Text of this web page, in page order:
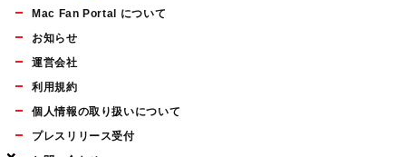
Mac Fan Portal について
お知らせ
運営会社
利用規約
個人情報の取り扱いについて
プレスリリース受付